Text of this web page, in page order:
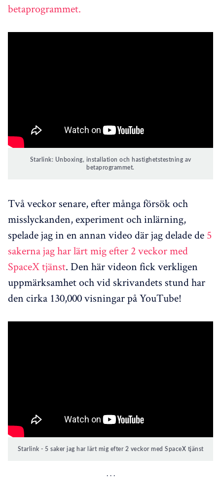
betaprogrammet.
Starlink: Unboxing, installation och hastighetstestning av
betaprogrammet.
Två veckor senare, efter många försök och
misslyckanden, experiment och inlärning,
spelade jag in en annan video där jag delade de 5
sakerna jag har lärt mig efter 2 veckor med
SpaceX tjänst. Den här videon fick verkligen
uppmärksamhet och vid skrivandets stund har
den cirka 130,000 visningar på YouTube!
Starlink - 5 saker jag har lärt mig efter 2 veckor med SpaceX tjänst